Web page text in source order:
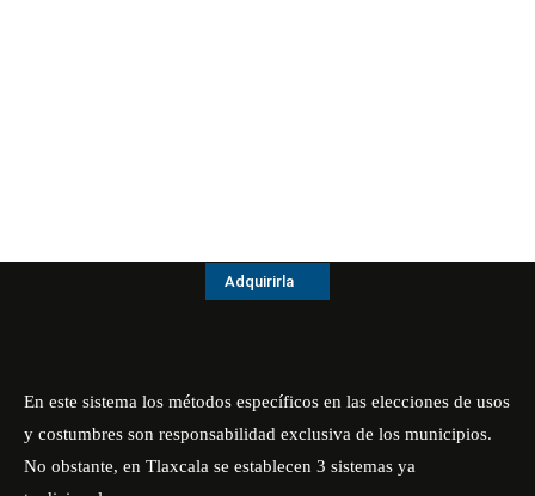
Adquirirla
En este sistema los métodos específicos en las elecciones de usos
y costumbres son responsabilidad exclusiva de los municipios.
No obstante, en Tlaxcala se establecen 3 sistemas ya